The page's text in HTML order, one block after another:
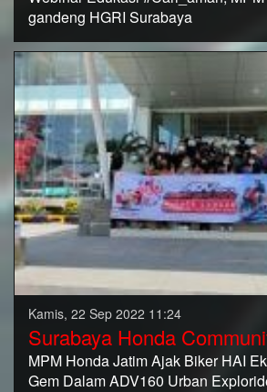
gandeng HGRI Surabaya
Kamis, 22 Sep 2022 11:24
Surabaya Honda
MPM Honda Jatim Ajak Biker HAI
Gem Dalam ADV160 Urban